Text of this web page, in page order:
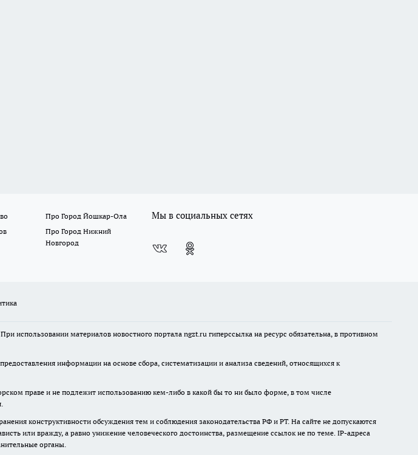
Про Город Йошкар-Ола
Про Город Нижний
Новгород
Мы в социальных сетях
использовании материалов новостного портала ngzt.ru гиперссылка на ресурс обязательна, в противном
информации на основе сбора, систематизации и анализа сведений, относящихся к
праве и не подлежит использованию кем-либо в какой бы то ни было форме, в том числе
конструктивности обсуждения тем и соблюдения законодательства РФ и РТ. На сайте не допускаются
или вражду, а равно унижение человеческого достоинства, размещение ссылок не по теме. IP-адреса
органы.